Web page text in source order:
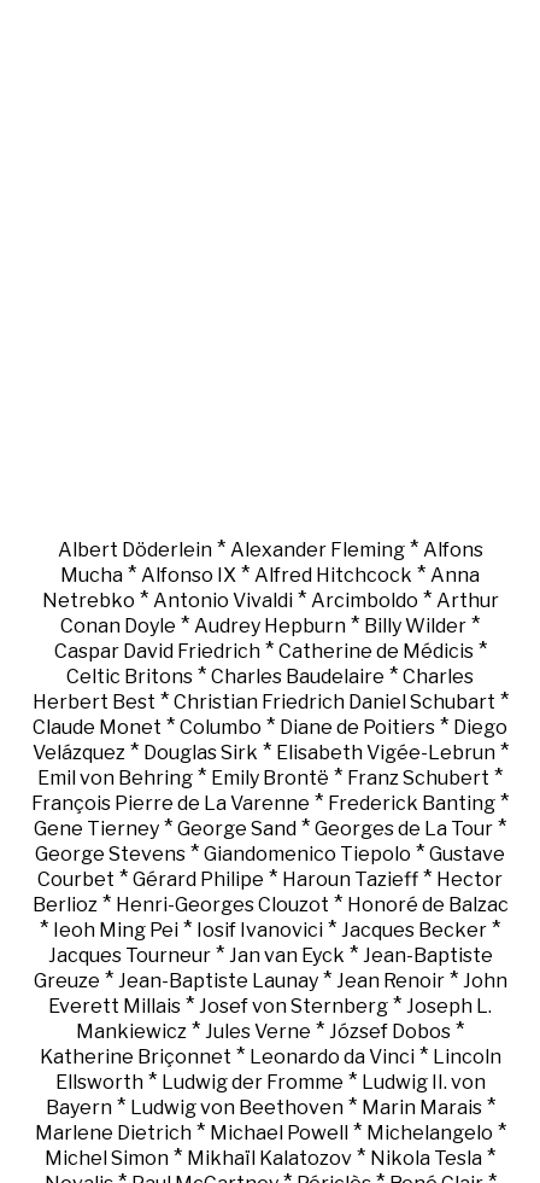
Albert Döderlein* Alexander Fleming* Alfons
Mucha * Alfonso IX * Alfred Hitchcock * Anna
Netrebko * Antonio Vivaldi* Arcimboldo * Arthur
Conan Doyle * Audrey Hepburn * Billy Wilder *
Caspar David Friedrich* Catherine de Médicis*
Celtic Britons * Charles Baudelaire * Charles
Herbert Best * Christian Friedrich Daniel Schubart *
Claude Monet * Columbo * Diane de Poitiers * Diego
Velázquez * Douglas Sirk * Elisabeth Vigée-Lebrun*
Emil von Behring * Emily Brontë * Franz Schubert *
François Pierre de La Varenne * Frederick Banting *
Gene Tierney * George Sand * Georges de La Tour *
George Stevens * Giandomenico Tiepolo * Gustave
Courbet * Gérard Philipe * Haroun Tazieff * Hector
Berlioz * Henri-Georges Clouzot * Honoré de Balzac
* Ieoh Ming Pei * Iosif Ivanovici * Jacques Becker *
Jacques Tourneur* Jan van Eyck * Jean-Baptiste
Greuze * Jean-Baptiste Launay* Jean Renoir* John
Everett Millais * Josef von Sternberg * Joseph L.
Mankiewicz * Jules Verne * József Dobos *
Katherine Briçonnet * Leonardo da Vinci* Lincoln
Ellsworth* Ludwig der Fromme * Ludwig II. von
Bayern* Ludwig von Beethoven* Marin Marais*
Marlene Dietrich* Michael Powell* Michelangelo *
Michel Simon * Mikhaïl Kalatozov * Nikola Tesla *